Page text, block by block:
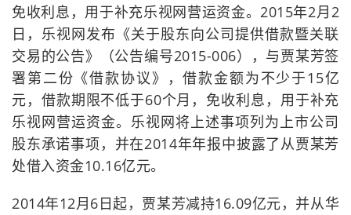
免收利息，用于补充乐视网营运资金。2015年2月2
日，乐视网发布《关于股东向公司提供借款暨关联
交易的公告》（公告编号2015-006），与贾某芳签
署第二份《借款协议》，借款金额为不少于15亿
元，借款期限不低于60个月，免收利息，用于补充
乐视网营运资金。乐视网将上述事项列为上市公司
股东承诺事项，并在2014年年报中披露了从贾某芳
处借入资金10.16亿元。
2014年12月6日起，贾某芳减持16.09亿元，并从华